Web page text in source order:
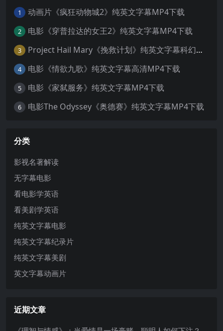
1 动画片《疯狂动物城2》纯英文字幕MP4下载
2 电影《穿普拉达的女王2》纯英文字幕MP4下载
3 Project Hail Mary《挽救计划》纯英文字幕科幻电影MP4下载
4 电影《情欲九歌》纯英文字幕高清MP4下载
5 电影《家弑服务》纯英文字幕MP4下载
6 电影The Odyssey《奥德赛》纯英文字幕MP4下载
分类
影视名著解读
无字幕电影
看电影学英语
看美剧学英语
纯英文字幕电影
纯英文字幕纪录片
纯英文字幕美剧
英文字幕动画片
近期文章